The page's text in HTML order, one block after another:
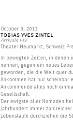
October 3, 2013
tobias yves zintel
Arrivals I-IV
Theater Neumarkt, Schweiz
In bewegten Zeiten, in denen
nennen, gegen ein neues
geworden, die die Welt quer
Ankommen hat nur scheinbar
Ankommende alles noch
Gesellschaft.
Der ewigste aller Nomaden
Jahrhundert immer
Lebensläufe durchziehen die